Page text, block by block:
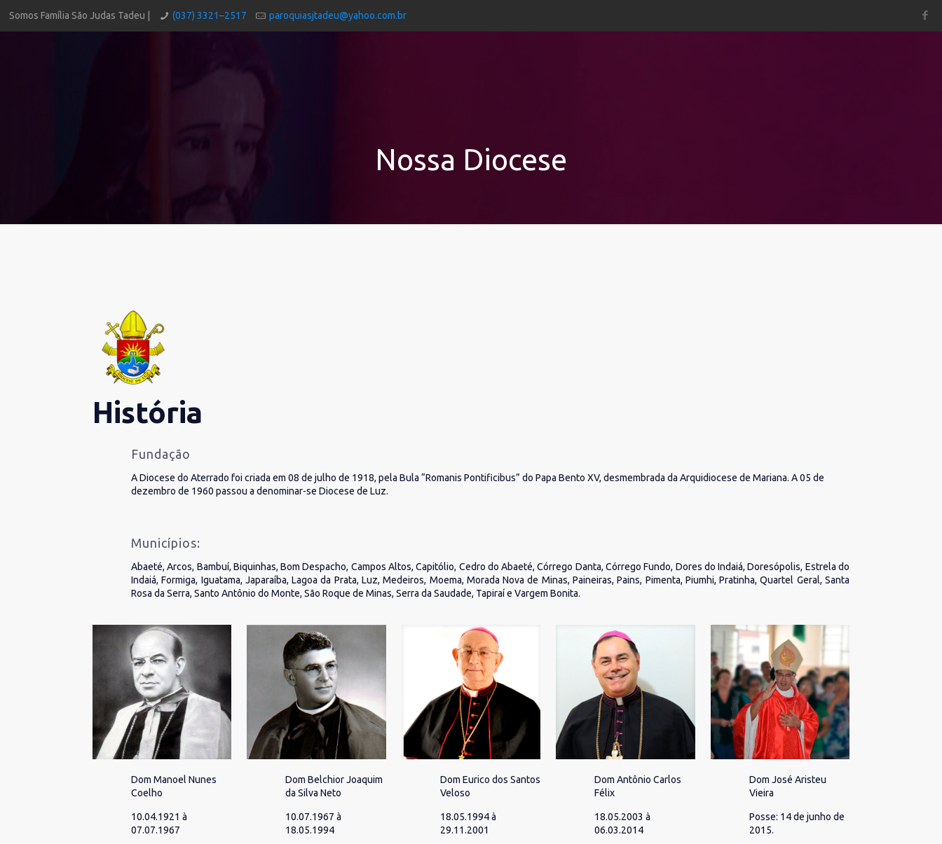
Somos Família São Judas Tadeu | (037) 3321–2517 paroquiasjtadeu@yahoo.com.br
Nossa Diocese
História
Fundação
A Diocese do Aterrado foi criada em 08 de julho de 1918, pela Bula “Romanis Pontificibus” do Papa Bento XV, desmembrada da Arquidiocese de Mariana. A 05 de
dezembro de 1960 passou a denominar-se Diocese de Luz.
Municípios:
Abaeté, Arcos, Bambuí, Biquinhas, Bom Despacho, Campos Altos, Capitólio, Cedro do Abaeté, Córrego Danta, Córrego Fundo, Dores do Indaiá, Doresópolis, Estrela do
Indaiá, Formiga, Iguatama, Japaraíba, Lagoa da Prata, Luz, Medeiros, Moema, Morada Nova de Minas, Paineiras, Pains, Pimenta, Piumhi, Pratinha, Quartel Geral, Santa
Rosa da Serra, Santo Antônio do Monte, São Roque de Minas, Serra da Saudade, Tapiraí e Vargem Bonita.
Dom Manoel Nunes
Coelho
10.04.1921 à
07.07.1967
Dom Belchior Joaquim
da Silva Neto
10.07.1967 à
18.05.1994
Dom Eurico dos Santos
Veloso
18.05.1994 à
29.11.2001
Dom Antônio Carlos
Félix
18.05.2003 à
06.03.2014
Dom José Aristeu
Vieira
Posse: 14 de junho de
2015.